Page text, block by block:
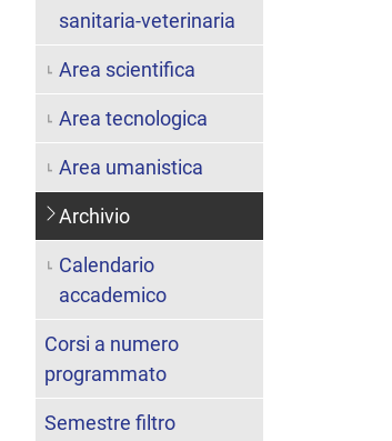
sanitaria-veterinaria
Area scientifica
Area tecnologica
Area umanistica
Archivio
Calendario
accademico
Corsi a numero
programmato
Semestre filtro